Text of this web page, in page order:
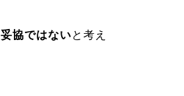
妥協ではないと考え